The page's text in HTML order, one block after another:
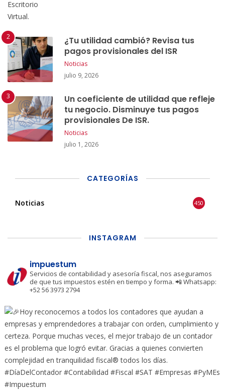
¿Tu utilidad cambió? Revisa tus
pagos provisionales del ISR
Noticias
julio 9, 2026
Un coeficiente de utilidad que refleje
tu negocio. Disminuye tus pagos
provisionales De ISR.
Noticias
julio 1, 2026
CATEGORÍAS
Noticias 450
INSTAGRAM
impuestum
Servicios de contabilidad y asesoría fiscal, nos aseguramos
de que tus impuestos estén en tiempo y forma. 📲 Whatsapp:
+52 56 3973 2794